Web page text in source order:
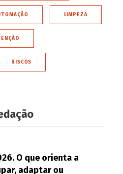
LIMPEZA
RISCOS
O que orienta a
adaptar ou